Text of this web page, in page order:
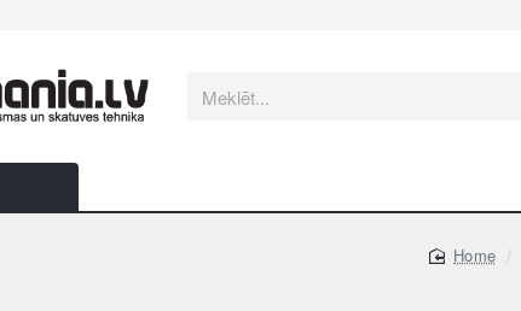
Meklēt...
home